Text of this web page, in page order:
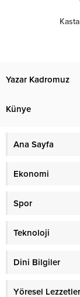
Yazar Kadromuz
Künye
Ana Sayfa
Ekonomi
Spor
Teknoloji
Dini Bilgiler
Yöresel Lezzetler